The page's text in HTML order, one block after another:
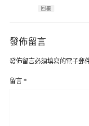
回覆
發佈留言
發佈留言必須填寫的電子郵
留言 *